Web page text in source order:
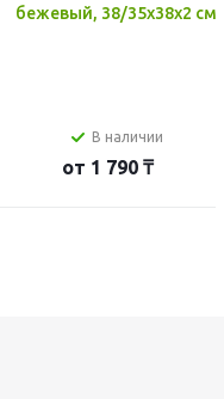
бежевый, 38/35x38x2 см
В наличии
от 1 790 ₸